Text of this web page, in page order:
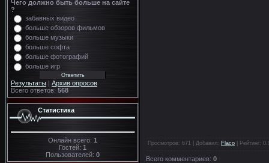
Чего должно быть больше на сайте
?
забавных видео
больше обзоров фильмов
больше музыки
больше софта
больше фотографий
больше игр
Результаты | Архив опросов
Всего ответов: 568
Статистика
Онлайн всего: 1
Гостей: 1
Пользователей: 0
Просмотров : 671 | Добавил: Flaco Рейтинг:
Всего комментариев: 0